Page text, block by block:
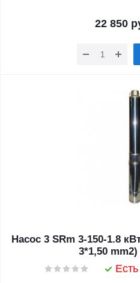
22 850
Насос 3 SRm 3-150-1.8
3*1,50